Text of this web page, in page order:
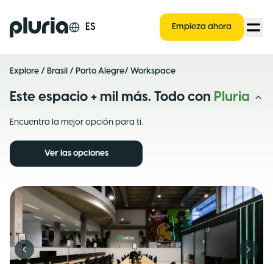
Logo Pluria ES Empieza ahora
Explore / Brasil / Porto Alegre/ Workspace
Este espacio + mil más. Todo con Pluria
Encuentra la mejor opción para ti.
Ver las opciones
Previous slide Next